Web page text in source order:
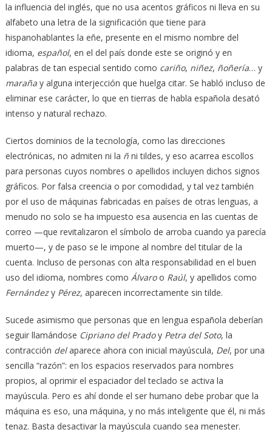
la influencia del inglés, que no usa acentos gráficos ni lleva en su
alfabeto una letra de la significación que tiene para
hispanohablantes la eñe, presente en el mismo nombre del
idioma, español, en el del país donde este se originó y en
palabras de tan especial sentido como cariño, niñez, ñoñería… y
maraña y alguna interjección que huelga citar. Se habló incluso de
eliminar ese carácter, lo que en tierras de habla española desató
intenso y natural rechazo.
Ciertos dominios de la tecnología, como las direcciones
electrónicas, no admiten ni la ñni tildes, y eso acarrea escollos
para personas cuyos nombres o apellidos incluyen dichos signos
gráficos. Por falsa creencia o por comodidad, y tal vez también
por el uso de máquinas fabricadas en países de otras lenguas, a
menudo no solo se ha impuesto esa ausencia en las cuentas de
correo —que revitalizaron el símbolo de arroba cuando ya parecía
muerto—, y de paso se le impone al nombre del titular de la
cuenta. Incluso de personas con alta responsabilidad en el buen
uso del idioma, nombres como Álvaroo Raúl, y apellidos como
Fernándezy Pérez, aparecen incorrectamente sin tilde.
Sucede asimismo que personas que en lengua española deberían
seguir llamándose Cipriano del Pradoy Petra del Soto, la
contracción delaparece ahora con inicial mayúscula, Del, por una
sencilla “razón”: en los espacios reservados para nombres
propios, al oprimir el espaciador del teclado se activa la
mayúscula. Pero es ahí donde el ser humano debe probar que la
máquina es eso, una máquina, y no más inteligente que él, ni más
tenaz. Basta desactivar la mayúscula cuando sea menester.